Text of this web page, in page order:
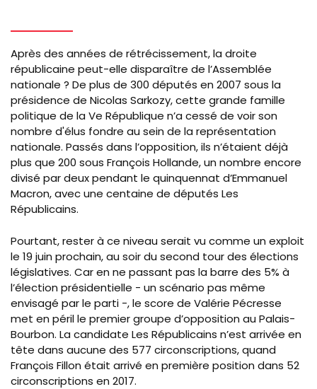
Après des années de rétrécissement, la droite
républicaine peut-elle disparaître de l’Assemblée
nationale ? De plus de 300 députés en 2007 sous la
présidence de Nicolas Sarkozy, cette grande famille
politique de la Ve République n’a cessé de voir son
nombre d'élus fondre au sein de la représentation
nationale. Passés dans l’opposition, ils n’étaient déjà
plus que 200 sous François Hollande, un nombre encore
divisé par deux pendant le quinquennat d’Emmanuel
Macron, avec une centaine de députés Les
Républicains.
Pourtant, rester à ce niveau serait vu comme un exploit
le 19 juin prochain, au soir du second tour des élections
législatives. Car en ne passant pas la barre des 5% à
l’élection présidentielle - un scénario pas même
envisagé par le parti -, le score de Valérie Pécresse
met en péril le premier groupe d’opposition au Palais-
Bourbon. La candidate Les Républicains n’est arrivée en
tête dans aucune des 577 circonscriptions, quand
François Fillon était arrivé en première position dans 52
circonscriptions en 2017.